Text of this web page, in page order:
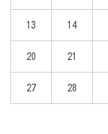
13 14
20 21
27 28